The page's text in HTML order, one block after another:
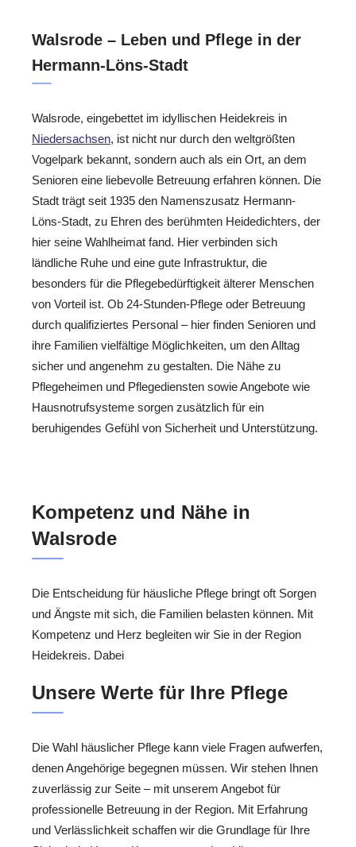
Walsrode – Leben und Pflege in der
Hermann-Löns-Stadt
Walsrode, eingebettet im idyllischen Heidekreis in
Niedersachsen, ist nicht nur durch den weltgrößten
Vogelpark bekannt, sondern auch als ein Ort, an dem
Senioren eine liebevolle Betreuung erfahren können. Die
Stadt trägt seit 1935 den Namenszusatz Hermann-
Löns-Stadt, zu Ehren des berühmten Heidedichters, der
hier seine Wahlheimat fand. Hier verbinden sich
ländliche Ruhe und eine gute Infrastruktur, die
besonders für die Pflegebedürftigkeit älterer Menschen
von Vorteil ist. Ob 24-Stunden-Pflege oder Betreuung
durch qualifiziertes Personal – hier finden Senioren und
ihre Familien vielfältige Möglichkeiten, um den Alltag
sicher und angenehm zu gestalten. Die Nähe zu
Pflegeheimen und Pflegediensten sowie Angebote wie
Hausnotrufsysteme sorgen zusätzlich für ein
beruhigendes Gefühl von Sicherheit und Unterstützung.
Kompetenz und Nähe in
Walsrode
Die Entscheidung für häusliche Pflege bringt oft Sorgen
und Ängste mit sich, die Familien belasten können. Mit
Kompetenz und Herz begleiten wir Sie in der Region
Heidekreis. Dabei
Unsere Werte für Ihre Pflege
Die Wahl häuslicher Pflege kann viele Fragen aufwerfen,
denen Angehörige begegnen müssen. Wir stehen Ihnen
zuverlässig zur Seite – mit unserem Angebot für
professionelle Betreuung in der Region. Mit Erfahrung
und Verlässlichkeit schaffen wir die Grundlage für Ihre